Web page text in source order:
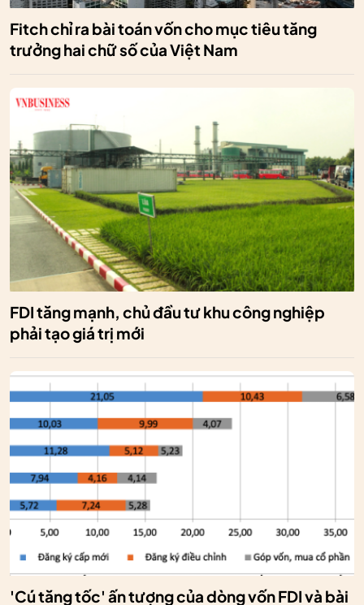
Fitch chỉ ra bài toán vốn cho mục tiêu tăng
trưởng hai chữ số của Việt Nam
FDI tăng mạnh, chủ đầu tư khu công nghiệp
phải tạo giá trị mới
'Cú tăng tốc' ấn tượng của dòng vốn FDI và bài